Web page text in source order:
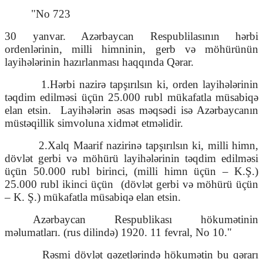
"No 723
30 yanvar. Azərbaycan Respublilasının hərbi
ordenlərinin, milli himninin, gerb və möhürünün
layihələrinin hazırlanması haqqında Qərar.
1.Hərbi nazirə tapşırılsın ki, orden layihələrinin
təqdim edilməsi üçün 25.000 rubl mükafatla müsabiqə
elan etsin.
Layihələrin əsas məqsədi isə Azərbaycanın
müstəqillik simvoluna xidmət etməlidir.
2.Xalq Maarif nazirinə tapşırılsın ki, milli himn,
dövlət gerbi və möhürü layihələrinin təqdim edilməsi
üçün 50.000 rubl birinci, (milli himn üçün – K.Ş.)
25.000 rubl ikinci üçün
(dövlət gerbi və möhürü üçün
– K. Ş.) mükafatla müsabiqə elan etsin.
Azərbaycan Respublikası hökumətinin
məlumatları. (rus dilində) 1920. 11 fevral, No 10."
Rəsmi dövlət qəzetlərində hökumətin bu qərarı